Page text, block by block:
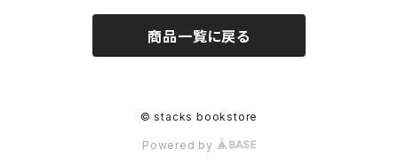
商品一覧に戻る
© stacks bookstore
Powered by